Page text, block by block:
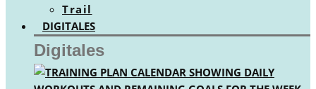
Trail
DIGITALES
Digitales